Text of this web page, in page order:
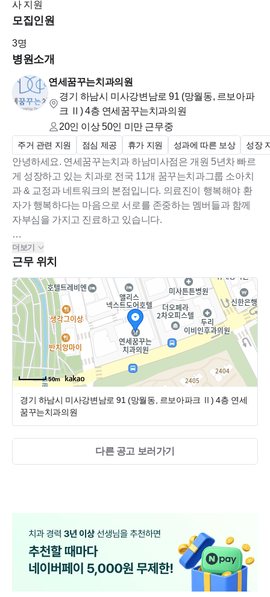
3. 지원 자격
✔ 필수 사항
치과위생사 면허 소지자
신입 ~ 경력 2년
배우고 성장하려는 의지가 있는 분
✔ 우대 사항
교정과 또는 소아치과 근무 경험자
장기 근무 희망자
팀워크를 중요하게 생각하는 분
4. 근무환경 및 복리후생
"여러분의 성장이 병원의 성장입니다. 아낌없이 지원합니다."
✔ 근무환경
★ 병원 관례 30분 조기출근 없음 (출근시간 = 실제 근무시간)
★ 전용 식사 및 휴게공간 운영 (누워서 쉴 수 있는 온돌 휴게실)
✔ 교육 및 성장 지원
✔ 보상 및 포상
사 지원
모집인원
3명
병원소개
연세꿈꾸는치과의원
경기 하남시 미사강변남로 91 (망월동, 르보아파
크 Ⅱ) 4층 연세꿈꾸는치과의원
20인 이상 50인 미만근무중
주거 관련 지원 점심 제공 휴가 지원 성과에 따른 보상 성장
안녕하세요. 연세꿈꾸는치과 하남미사점은 개원 5년차 빠르
게 성장하고 있는 치과로 전국 11개 꿈꾸는치과그룹 소아치
과 & 교정과 네트워크의 본점입니다. 의료진이 행복해야 환
자가 행복하다는 마음으로 서로를 존중하는 멤버들과 함께
자부심을 가지고 진료하고 있습니다.
모든 구성원이 최선을 다하고 그에 맞게 열심히 대우해드리
는 곳입니다. 진료실 전원 치위생사로 구성되어있으며 업계
평균에 비하여 근속기간이 매우 높습니다.(평균 근속기간 약
2~3년) 특히 선생님들간의 화합이 좋아 불필요한 감정소모
가 없는 병원입니다. 원장님을 포함한 모두가 상호 존중의 원
칙으로 생활하고 있습니다.
★ 전 직원 1인 1실 기숙사 (5호선 미사역 신축 오피스텔)
★ 사내 근로복지기금 제도 운영 (매출에 따른 성과급 및 각
종 지원)
★ 매출별 성과급(인센티브) 제도
★ 전용 식사 및 휴게공간 별도 (누워쉴 수 있는 온돌)
★ 경영지원팀 선생님 상주 (식사 준비 및 각종 업무 편의 제
★ 병원 관례 30분 조기출근 없음 (출근 시간 = 실제 근무시
내고 있습니다. 무엇보다 서로 배려하고 존중하는 마음으로
일하며 진료적으로도 원장 포함 모든 스탭이 자부심을 가지
고 진단과 치료에 임하고 있습니다.
더보기
근무 위치
50m
경기 하남시 미사강변남로 91 (망월동, 르보아파크 Ⅱ) 4층 연세
꿈꾸는치과의원
다른 공고 보러가기